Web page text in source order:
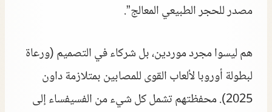
مصدر للحجر الطبيعي المعالج”.
هم ليسوا مجرد موردين، بل شركاء في التصميم (ورعاة
لبطولة أوروبا لألعاب القوى للمصابين بمتلازمة داون
2025). محفظتهم تشمل كل شيء من الفسيفساء إلى